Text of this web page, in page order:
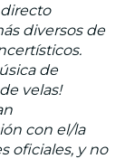
diversos de
de
velas!
con el/la
oficiales, y no